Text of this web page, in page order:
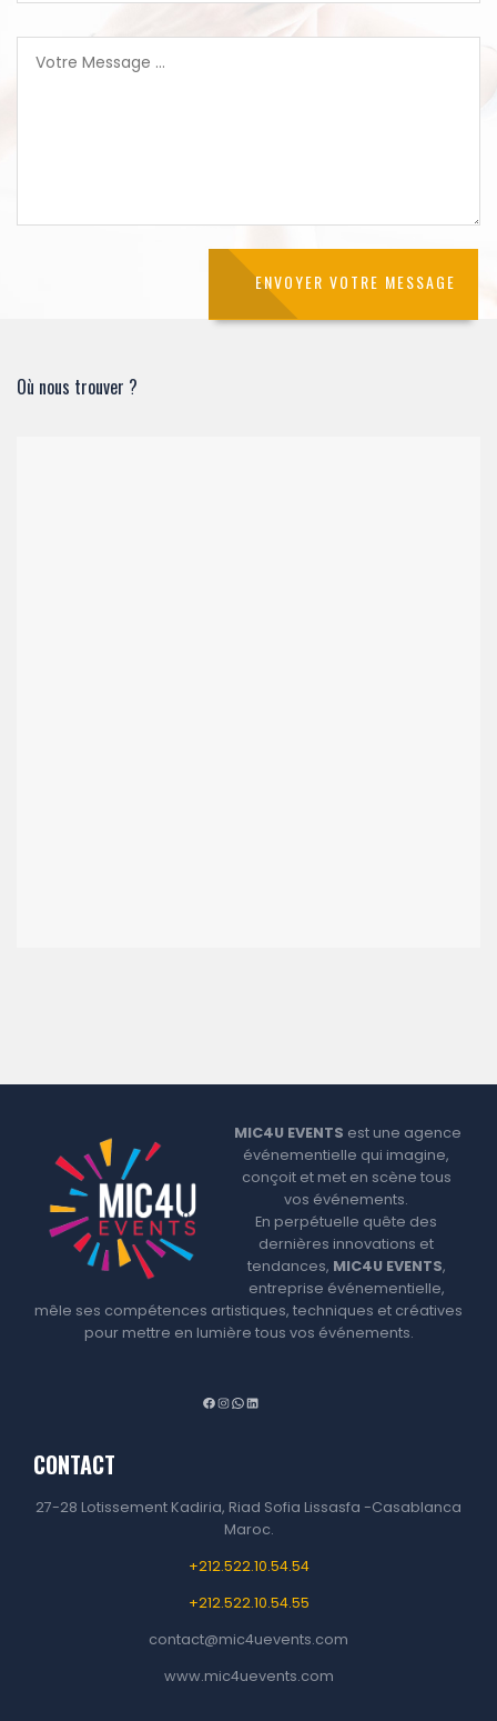
Où nous trouver ?
MIC4U EVENTS est une agence
événementielle qui imagine,
conçoit et met en scène tous
vos événements.
En perpétuelle quête des
dernières innovations et
tendances, MIC4U EVENTS,
entreprise événementielle,
mêle ses compétences artistiques, techniques et créatives
pour mettre en lumière tous vos événements.
F
o
k
I
a
r
a
W
s
p
p
L
I
n
CONTACT
27-28 Lotissement Kadiria, Riad Sofia Lissasfa -Casablanca
Maroc.
+212.522.10.54.54
+212.522.10.54.55
contact@mic4uevents.com
www.mic4uevents.com